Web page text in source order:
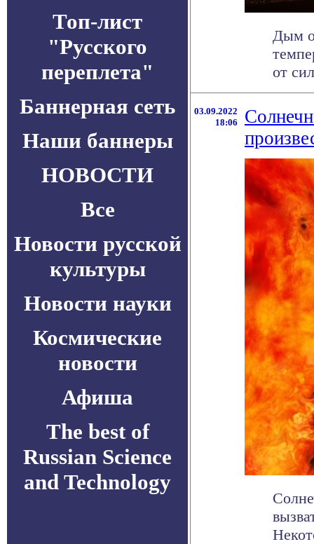
Топ-лист
"Русского
переплета"
Баннерная сеть
Наши баннеры
НОВОСТИ
Все
Новости русской
культуры
Новости науки
Космические
новости
Афиша
The best of
Russian Science
and Technology
Дым
от
03.09.2022
18:06